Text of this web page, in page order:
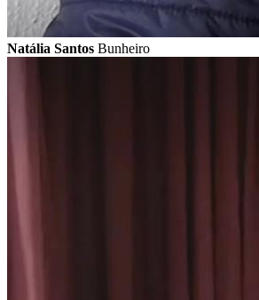
Natália Santos Bunheiro